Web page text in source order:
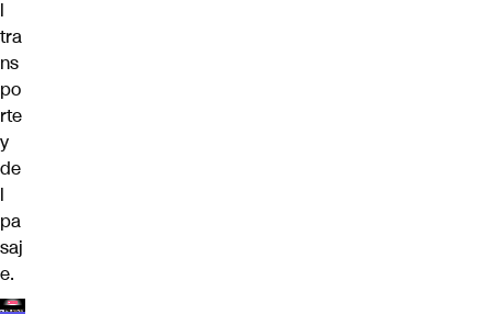
l
tra
ns
po
rte
y
de
l
pa
saj
e.